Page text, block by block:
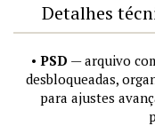
Detalhes
• PSD — arquivo
desbloqueadas,
para ajustes